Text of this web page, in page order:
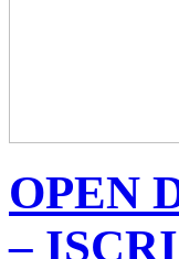
OPEN
–